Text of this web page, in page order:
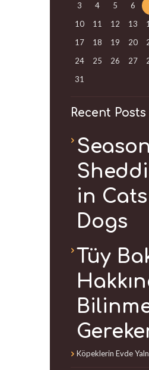
3
4 5 6
10
11 12 13
17
18 19 20
24
25 26 27
31
Recent Posts
in
Dogs
Tüy
Köpeklerin Evde